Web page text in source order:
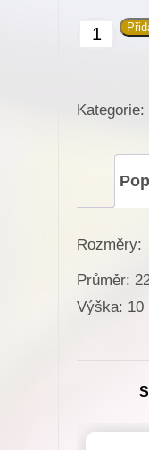
685053
spodní
Minerva
(72111-
105,
Kategorie:
Rozměry:
Průměr:
Výška: 10